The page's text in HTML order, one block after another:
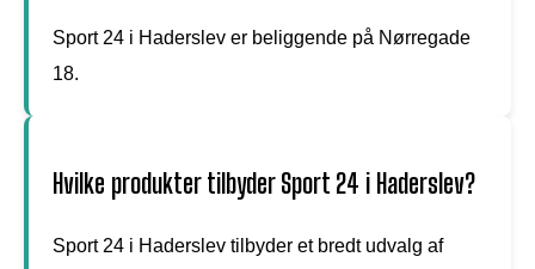
Sport 24 i Haderslev er beliggende på Nørregade
18.
Hvilke produkter tilbyder Sport 24 i Haderslev?
Sport 24 i Haderslev tilbyder et bredt udvalg af